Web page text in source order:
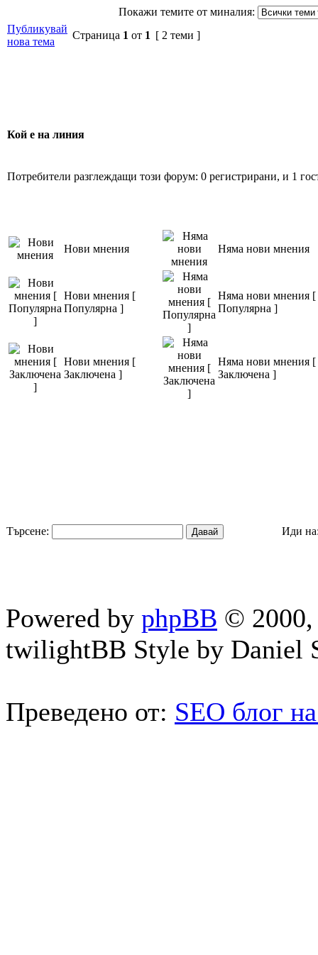
Покажи темите от миналия:
Публикувай
нова тема
Страница 1 от 1 [ 2 теми ]
Кой е на линия
Потребители разглеждащи този форум: 0 регистрирани, и 1
Нови мнения Няма нови мнения
Нови мнения [
Популярна ]
Няма нови мнения [
Популярна ]
Нови мнения [
Заключена ]
Няма нови мнения [
Заключена ]
Търсене: Иди
Powered by phpBB © 2000,
twilightBB Style by Daniel
Преведено от: SEO блог